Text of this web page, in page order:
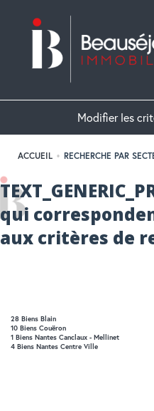
Modifier les
Localisation
ACCUEIL RECHERCHE PAR
qui
aux critères de
28 Biens Blain
10 Biens Couëron
1 Biens Nantes Canclaux - Mellinet
4 Biens Nantes Centre Ville